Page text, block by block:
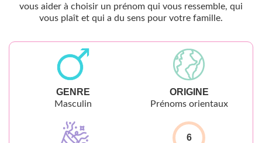
vous aider à choisir un prénom qui vous ressemble, qui
vous plaît et qui a du sens pour votre famille.
GENRE
Masculin
ORIGINE
Prénoms orientaux
6